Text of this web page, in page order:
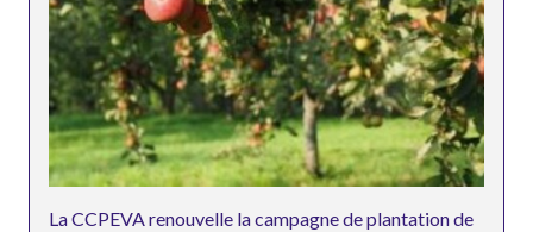
La CCPEVA renouvelle la campagne de plantation de